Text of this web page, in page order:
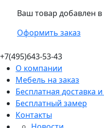
Ваш товар добавлен в
Оформить заказ
+7(495)643-53-43
О компании
Мебель на заказ
Бесплатная доставка
Бесплатный замер
Контакты